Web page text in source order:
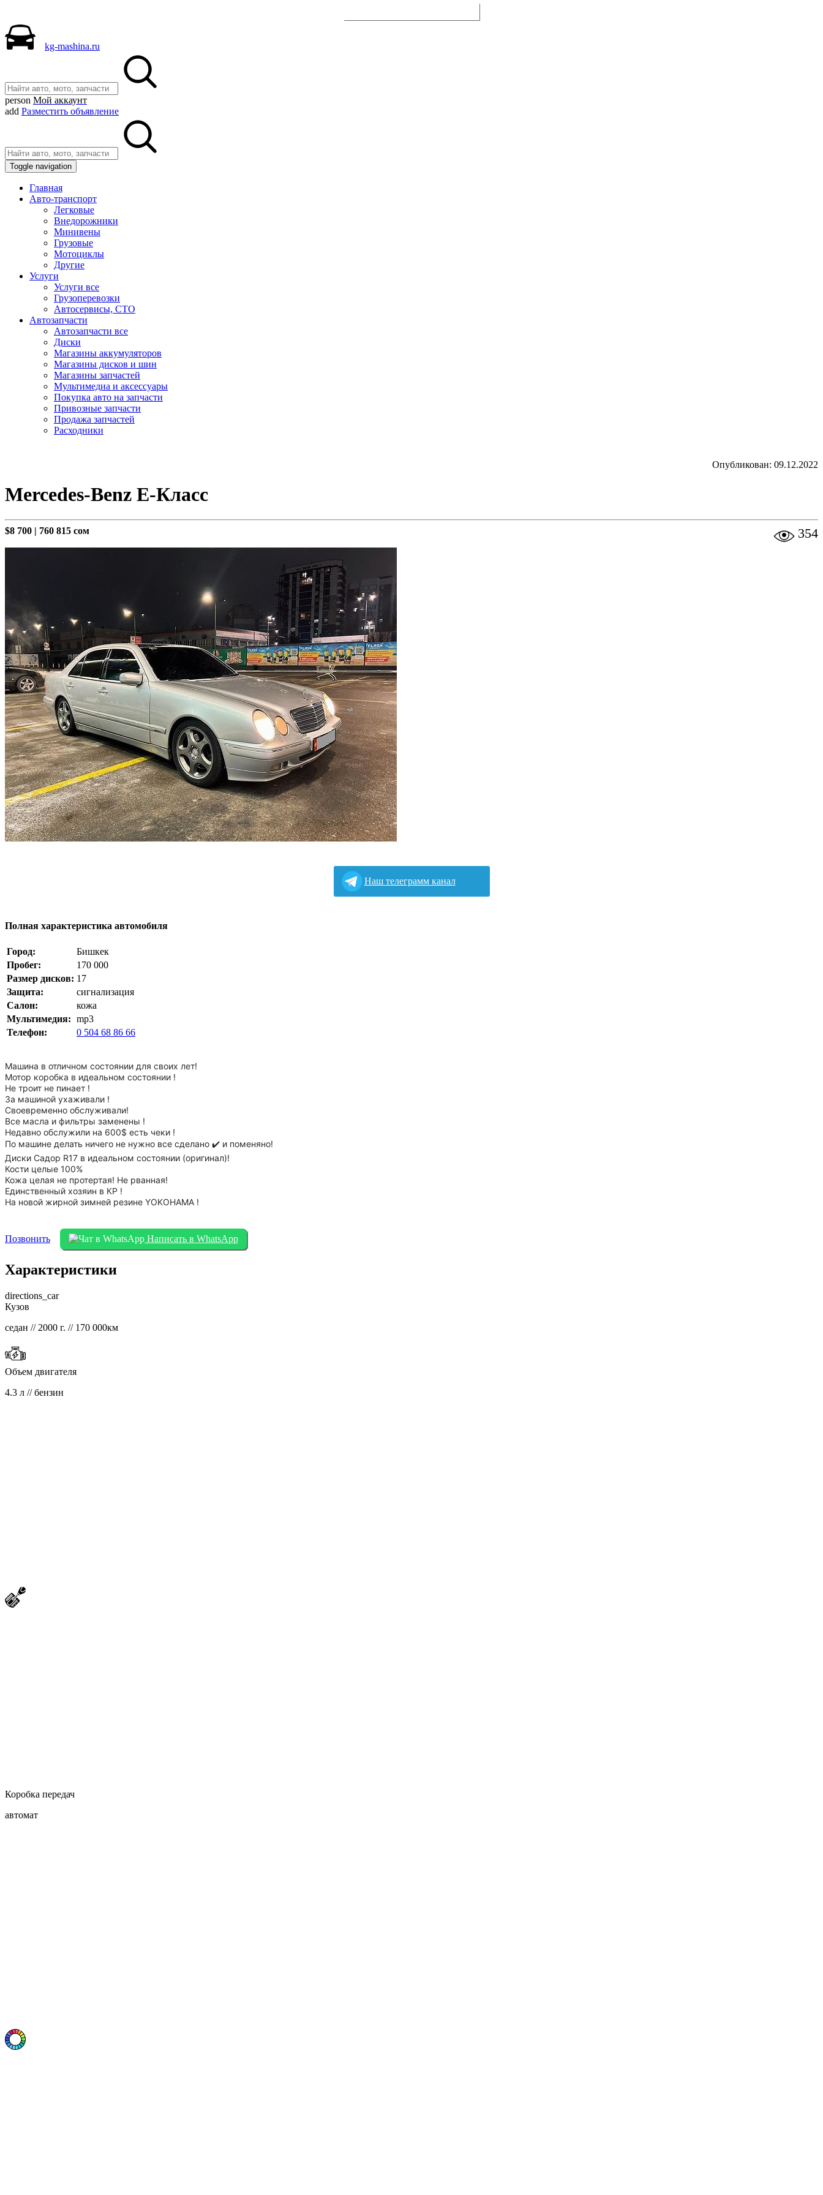
kg-mashina.ru
person Мой аккаунт
add Разместить объявление
Toggle navigation
Главная
Авто-транспорт
Легковые
Внедорожники
Минивены
Грузовые
Мотоциклы
Другие
Услуги
Услуги все
Грузоперевозки
Автосервисы, СТО
Автозапчасти
Автозапчасти все
Диски
Магазины аккумуляторов
Магазины дисков и шин
Магазины запчастей
Мультимедиа и аксессуары
Покупка авто на запчасти
Привозные запчасти
Продажа запчастей
Расходники
Опубликован: 09.12.2022
Mercedes-Benz E-Класс
$8 700 | 760 815 сом 354
Наш телеграмм канал
Полная характеристика автомобиля
Город:
Бишкек
Пробег:
170 000
Размер дисков: 17
Защита:
сигнализация
Салон:
кожа
Мультимедия: mp3
Телефон:
0 504 68 86 66
Машина в отличном состоянии для своих лет!
Мотор коробка в идеальном состоянии !
Не троит не пинает !
За машиной ухаживали !
Своевременно обслуживали!
Все масла и фильтры заменены !
Недавно обслужили на 600$ есть чеки !
По машине делать ничего не нужно все сделано ✔️ и поменяно!
Диски Садор R17 в идеальном состоянии (оригинал)!
Кости целые 100%
Кожа целая не протертая! Не рванная!
Единственный хозяин в КР !
На новой жирной зимней резине YOKOHAMA !
Позвонить Написать в WhatsApp
Характеристики
directions_car
Кузов
седан // 2000 г. // 170 000км
Объем двигателя
4.3 л // бензин
Коробка передач
автомат